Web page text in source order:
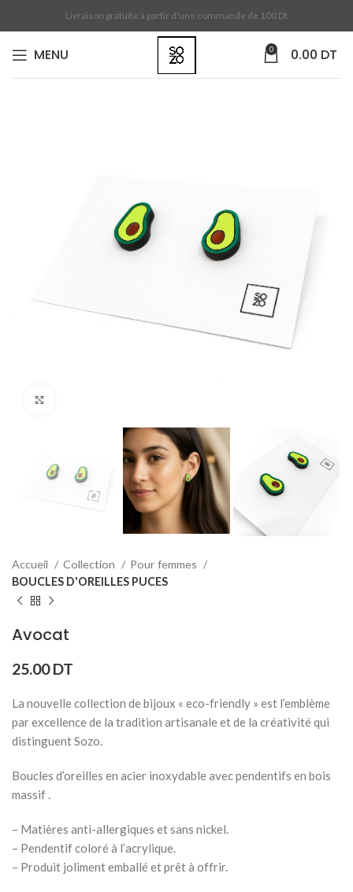
Livraison gratuite à partir d'une commande de 100 Dt
MENU 0 0.00 DT
Accueil Collection
Pour femmes
BOUCLES D'OREILLES PUCES
Avocat
25.00DT
La nouvelle collection de bijoux « eco-friendly » est l’emblème
par excellence de la tradition artisanale et de la créativité qui
distinguent Sozo.
Boucles d’oreilles en acier inoxydable avec pendentifs en bois
massif .
– Matières anti-allergiques et sans nickel.
– Pendentif coloré à l’acrylique.
– Produit joliment emballé et prêt à offrir.